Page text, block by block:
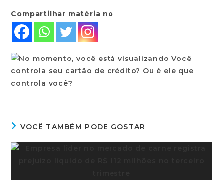
Compartilhar matéria no
VOCÊ TAMBÉM PODE GOSTAR